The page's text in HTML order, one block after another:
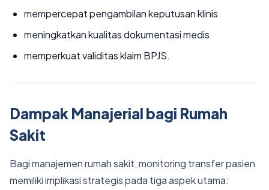
mempercepat pengambilan keputusan klinis
meningkatkan kualitas dokumentasi medis
memperkuat validitas klaim BPJS.
Dampak Manajerial bagi Rumah
Sakit
Bagi manajemen rumah sakit, monitoring transfer pasien
memiliki implikasi strategis pada tiga aspek utama: